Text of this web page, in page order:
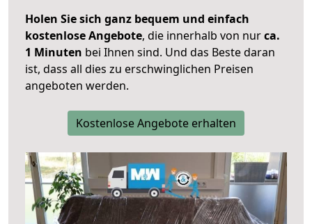
Holen Sie sich ganz bequem und einfach
kostenlose Angebote, die innerhalb von nurca.
1 Minuten bei Ihnen sind. Und das Beste daran
ist, dass all dies zu erschwinglichen Preisen
angeboten werden.
Kostenlose Angebote erhalten